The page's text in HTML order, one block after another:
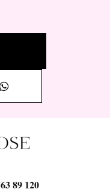
89 120